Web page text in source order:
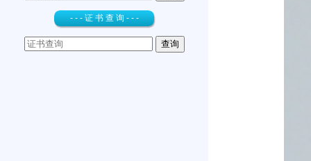
- - - 证 书 查 询 - - -